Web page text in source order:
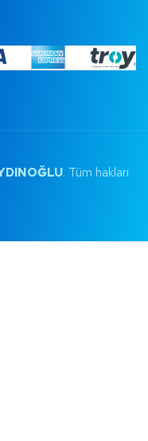
. Tüm hakları